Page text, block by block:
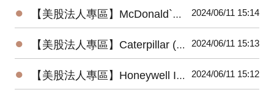
● 【美股法人專區】McDonald`s (MCD) 2024最新法說會重點摘要(4/30發布) 2024/06/11 15:14
● 【美股法人專區】Caterpillar (CAT) 2024最新法說會重點摘要(4/25發布) 2024/06/11 15:13
● 【美股法人專區】Honeywell International (HON) 2024最新法說會重點摘要(4/25發布) 2024/06/11 15:12